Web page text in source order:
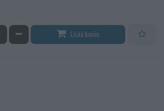
määrää
Vähennä määrää Lisää koriin